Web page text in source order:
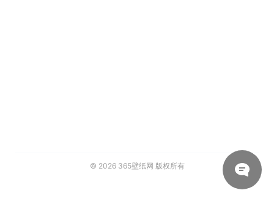
© 2026 365壁纸网 版权所有